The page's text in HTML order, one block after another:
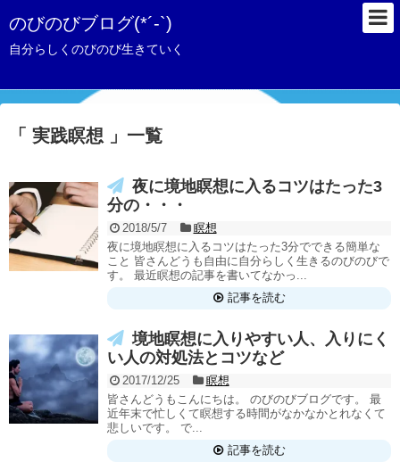
のびのびブログ(*´-`)
自分らしくのびのび生きていく
「 実践瞑想 」一覧
夜に境地瞑想に入るコツはたった3
分の・・・
2018/5/7
瞑想
夜に境地瞑想に入るコツはたった3分でできる簡単な
こと 皆さんどうも自由に自分らしく生きるのびのびで
す。 最近瞑想の記事を書いてなかっ...
記事を読む
境地瞑想に入りやすい人、入りにく
い人の対処法とコツなど
2017/12/25
瞑想
皆さんどうもこんにちは。 のびのびブログです。 最
近年末で忙しくて瞑想する時間がなかなかとれなくて
悲しいです。 で...
記事を読む